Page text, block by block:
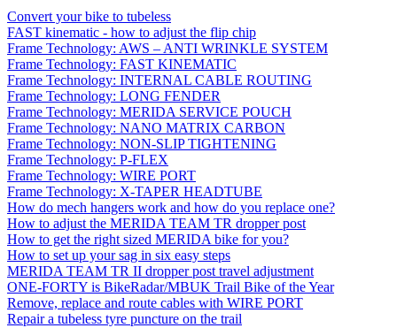
Convert your bike to tubeless
FAST kinematic - how to adjust the flip chip
Frame Technology: AWS – ANTI WRINKLE SYSTEM
Frame Technology: FAST KINEMATIC
Frame Technology: INTERNAL CABLE ROUTING
Frame Technology: LONG FENDER
Frame Technology: MERIDA SERVICE POUCH
Frame Technology: NANO MATRIX CARBON
Frame Technology: NON-SLIP TIGHTENING
Frame Technology: P-FLEX
Frame Technology: WIRE PORT
Frame Technology: X-TAPER HEADTUBE
How do mech hangers work and how do you replace one?
How to adjust the MERIDA TEAM TR dropper post
How to get the right sized MERIDA bike for you?
How to set up your sag in six easy steps
MERIDA TEAM TR II dropper post travel adjustment
ONE-FORTY is BikeRadar/MBUK Trail Bike of the Year
Remove, replace and route cables with WIRE PORT
Repair a tubeless tyre puncture on the trail